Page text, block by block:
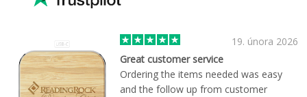
19. února 2026
Great customer service
Ordering the items needed was easy
and the follow up from customer